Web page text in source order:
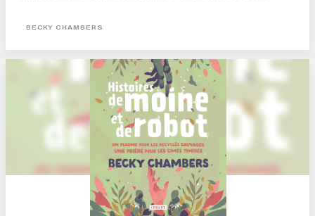
engouement. Chez elle, pas de zombies comme dans The Walking Dead, ni
BECKY CHAMBERS